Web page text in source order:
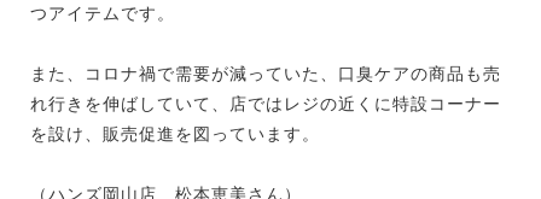
つアイテムです。
また、コロナ禍で需要が減っていた、口臭ケアの商品も売
れ行きを伸ばしていて、店ではレジの近くに特設コーナー
を設け、販売促進を図っています。
（ハンズ岡山店 松本恵美さん）